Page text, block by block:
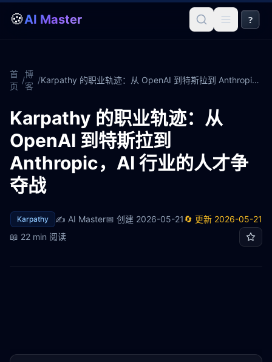
🍪AI Master ?
首
页
/
博
客
/ Karpathy 的职业轨迹：从 OpenAI 到特斯拉到 Anthropic，AI 行业的人才争夺战
Karpathy 的职业轨迹：从
OpenAI 到特斯拉到
Anthropic，AI 行业的人才争
夺战
Karpathy ✍️ AI Master📅 创建 2026-05-21🔄 更新 2026-05-21
📖 22 min 阅读